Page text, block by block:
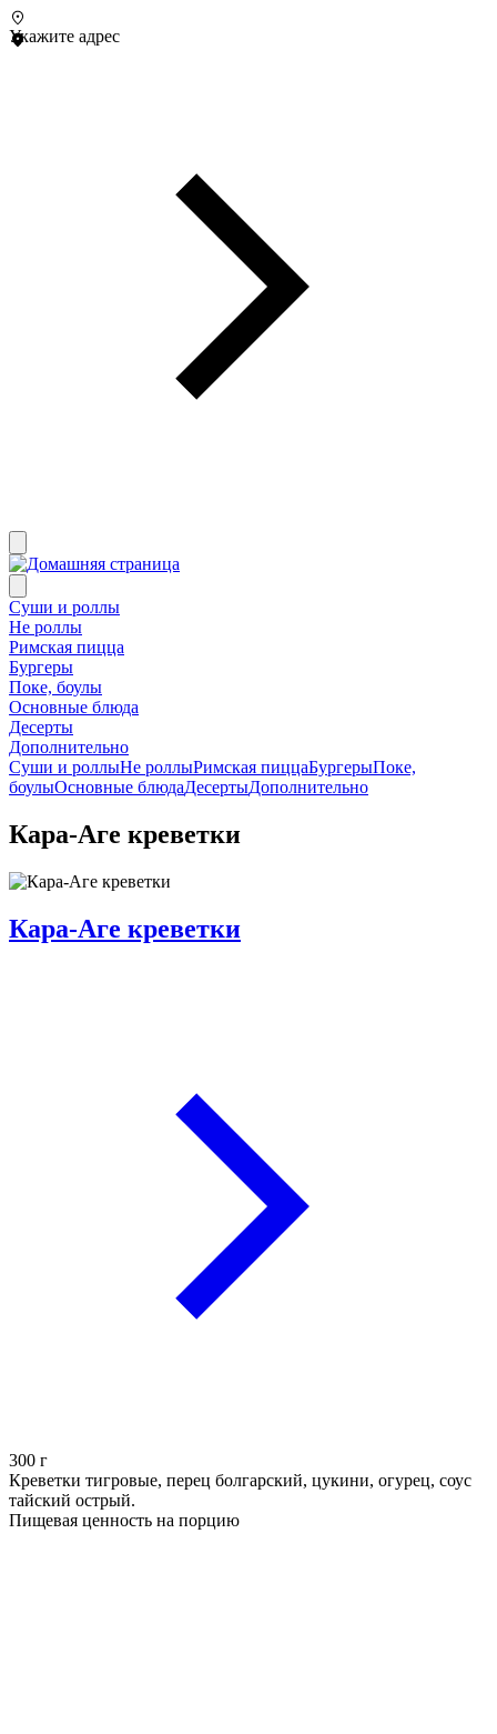
Укажите адрес
Суши и роллы
Не роллы
Римская пицца
Бургеры
Поке, боулы
Основные блюда
Десерты
Дополнительно
Суши и роллыНе роллыРимская пиццаБургерыПоке,
боулыОсновные блюдаДесертыДополнительно
Кара-Аге креветки
Кара-Аге креветки
300 г
Креветки тигровые, перец болгарский, цукини, огурец, соус
тайский острый.
Пищевая ценность на порцию